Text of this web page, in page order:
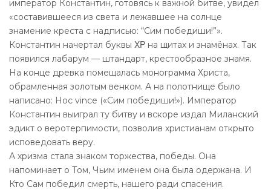
император Константин, готовясь к важной битве, увидел
«составившееся из света и лежавшее на солнце
знамение креста с надписью: “Сим победиши!”».
Константин начертал буквы ΧΡ на щитах и знамёнах. Так
появился лабарум — штандарт, крестообразное знамя.
На конце древка помещалась монограмма Христа,
обрамленная золотым венком. А на полотнище было
написано: Hoc vince («Сим победиши!»). Император
Константин выиграл ту битву и вскоре издал Миланский
эдикт о веротерпимости, позволив христианам открыто
исповедовать веру.
А хризма стала знаком торжества, победы. Она
напоминает о Том, Чьим именем она была одержана. И
Кто Сам победил смерть, нашего ради спасения.